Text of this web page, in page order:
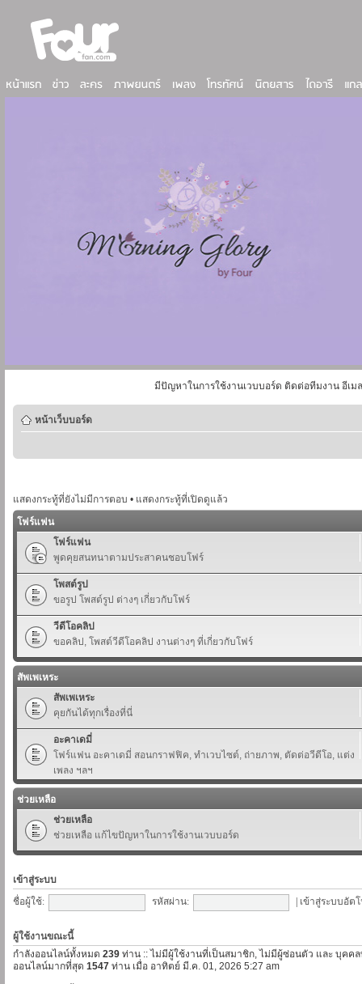
มีปัญหาในการใช้งานเวบบอร์ด ติดต่อทีมงาน อีเม
หน้าเว็บบอร์ด
แสดงกระทู้ที่ยังไม่มีการตอบ • แสดงกระทู้ที่เปิดดูแล้ว
โฟร์แฟน
โฟร์แฟน
พูดคุยสนทนาตามประสาคนชอบโฟร์
โพสต์รูป
ขอรูป โพสต์รูป ต่างๆ เกี่ยวกับโฟร์
วีดีโอคลิป
ขอคลิป, โพสต์วีดีโอคลิป งานต่างๆ ที่เกี่ยวกับโฟร์
สัพเพเหระ
สัพเพเหระ
คุยกันได้ทุกเรื่องที่นี่
อะคาเดมี่
โฟร์แฟน อะคาเดมี่ สอนกราฟฟิค, ทำเวบไซต์, ถ่ายภาพ, ตัดต่อวีดีโอ, แต่ง
เพลง ฯลฯ
ช่วยเหลือ
ช่วยเหลือ
ช่วยเหลือ แก้ไขปัญหาในการใช้งานเวบบอร์ด
เข้าสู่ระบบ
ชื่อผู้ใช้:
รหัสผ่าน: เข้าสู่ระบบอัต
ผู้ใช้งานขณะนี้
กำลังออนไลน์ทั้งหมด 239 ท่าน :: ไม่มีผู้ใช้งานที่เป็นสมาชิก, ไม่มีผู้ซ่อนตัว และ บุคค
ออนไลน์มากที่สุด 1547 ท่าน เมื่อ อาทิตย์ มี.ค. 01, 2026 5:27 am